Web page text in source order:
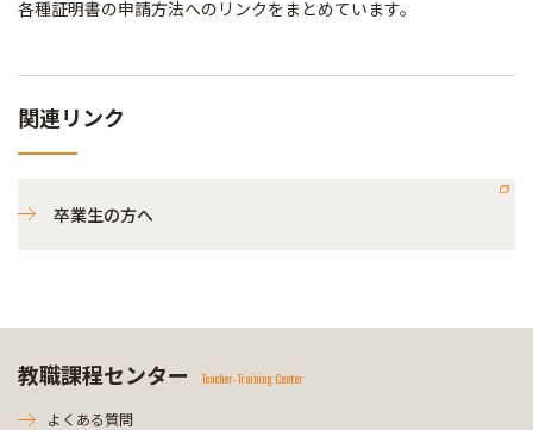
各種証明書の申請方法へのリンクをまとめています。
関連リンク
卒業生の方へ
教職課程センター Teacher-Training Center
よくある質問